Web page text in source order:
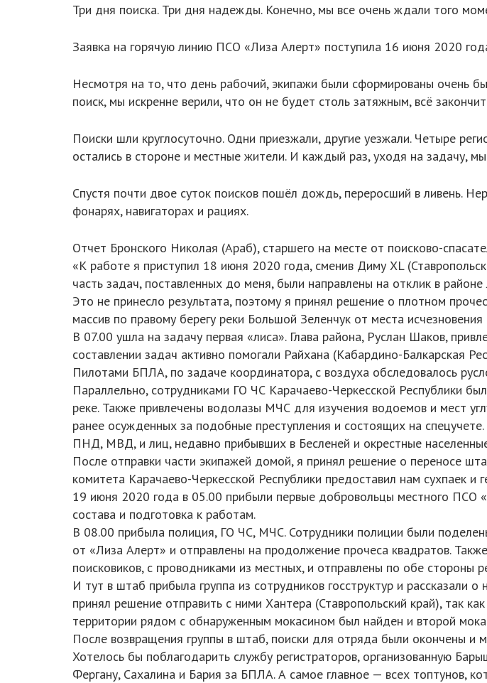
Три дня поиска. Три дня надежды. Конечно, мы все очень ждали того
Заявка на горячую линию ПСО «Лиза Алерт» поступила 16 июня 2020
Несмотря на то, что день рабочий, экипажи были сформированы очень
поиск, мы искренне верили, что он не будет столь затяжным, всё
Поиски шли круглосуточно. Одни приезжали, другие уезжали. Четыре
остались в стороне и местные жители. И каждый раз, уходя на задачу,
Спустя почти двое суток поисков пошёл дождь, переросший в ливень.
фонарях, навигаторах и рациях.
Отчет Бронского Николая (Араб), старшего на месте от поисково-
«К работе я приступил 18 июня 2020 года, сменив Диму XL
часть задач, поставленных до меня, были направлены на отклик в
Это не принесло результата, поэтому я принял решение о плотном
массив по правому берегу реки Большой Зеленчук от места
В 07.00 ушла на задачу первая «лиса». Глава района, Руслан Шаков,
составлении задач активно помогали Райхана (Кабардино-Балкарская
Пилотами БПЛА, по задаче координатора, с воздуха обследовалось
Параллельно, сотрудниками ГО ЧС Карачаево-Черкесской Республики
реке. Также привлечены водолазы МЧС для изучения водоемов и мест
ранее осужденных за подобные преступления и состоящих на
ПНД, МВД, и лиц, недавно прибывших в Бесленей и окрестные
После отправки части экипажей домой, я принял решение о переносе
комитета Карачаево-Черкесской Республики предоставил нам сухпаек и
19 июня 2020 года в 05.00 прибыли первые добровольцы местного ПСО
состава и подготовка к работам.
В 08.00 прибыла полиция, ГО ЧС, МЧС. Сотрудники полиции были
от «Лиза Алерт» и отправлены на продолжение прочеса квадратов.
поисковиков, с проводниками из местных, и отправлены по обе стороны
И тут в штаб прибыла группа из сотрудников госструктур и рассказали
принял решение отправить с ними Хантера (Ставропольский край), так
территории рядом с обнаруженным мокасином был найден и второй
После возвращения группы в штаб, поиски для отряда были окончены и
Хотелось бы поблагодарить службу регистраторов, организованную
Фергану, Сахалина и Бария за БПЛА. А самое главное — всех топтунов,